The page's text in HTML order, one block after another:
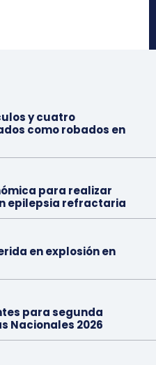
y cuatro
como robados en
para realizar
epilepsia refractaria
en explosión en
para segunda
Nacionales 2026